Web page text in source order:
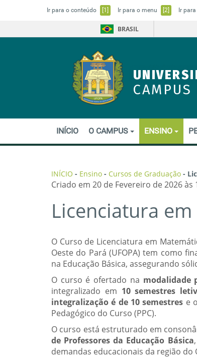
Ir para o conteúdo [1] Ir para o menu [2] Ir
BRASIL
INÍCIO O CAMPUS ENSINO
INÍCIO - Ensino - Cursos de Graduação -
Criado em 20 de Fevereiro de 2026 às
Licenciatura
O Curso de Licenciatura em
Oeste do Pará (UFOPA) tem como
na Educação Básica, assegurando
O curso é ofertado na modalidade
integralizado em 10 semestres
integralização é de 10 semestres e
Pedagógico do Curso (PPC).
O curso está estruturado em
de Professores da Educação Básica
demandas educacionais da região do